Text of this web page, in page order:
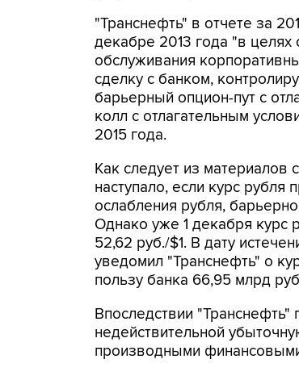
"Транснефть" в отчете за
декабре 2013 года "в целях
обслуживания
сделку с банком,
барьерный опцион-пут с
колл с отлагательным
2015 года.
Как следует из материалов
наступало, если курс
ослабления рубля,
Однако уже 1 декабря курс
52,62 руб./$1. В дату
уведомил "Транснефть" о
пользу банка 66,95 млрд
Впоследствии "Транснефть"
недействительной
производными